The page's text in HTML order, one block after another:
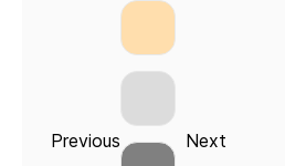
Previous Next